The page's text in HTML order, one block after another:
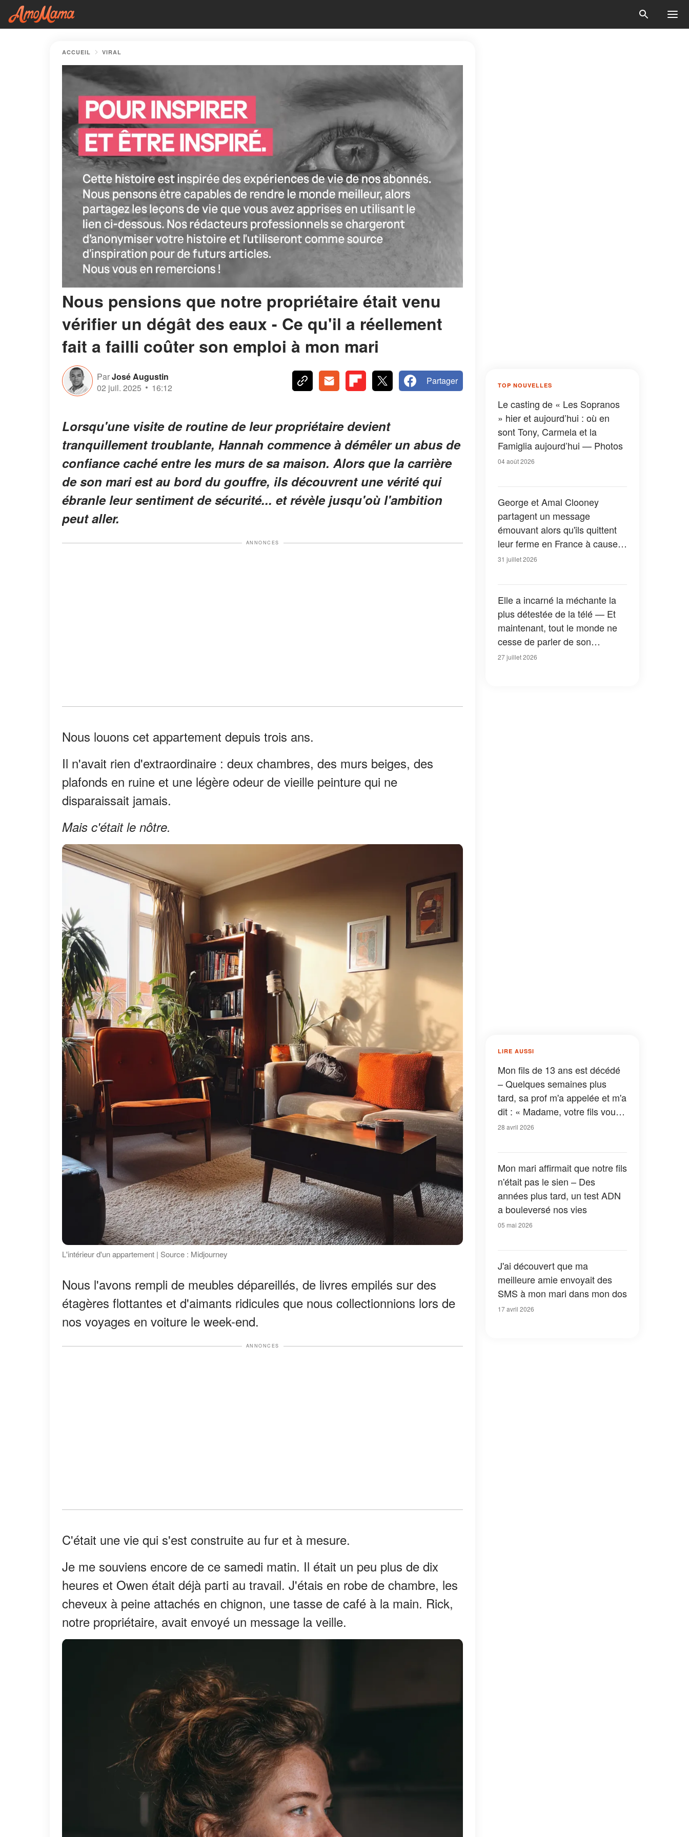
ACCUEIL VIRAL
Nous pensions que notre propriétaire était venu
vérifier un dégât des eaux - Ce qu'il a réellement
fait a failli coûter son emploi à mon mari
ParJosé Augustin
02 juil. 2025
16:12
Partager
Lorsqu'une visite de routine de leur propriétaire devient
tranquillement troublante, Hannah commence à démêler un abus de
confiance caché entre les murs de sa maison. Alors que la carrière
de son mari est au bord du gouffre, ils découvrent une vérité qui
ébranle leur sentiment de sécurité... et révèle jusqu'où l'ambition
peut aller.
ANNONCES
Nous louons cet appartement depuis trois ans.
Il n'avait rien d'extraordinaire : deux chambres, des murs beiges, des
plafonds en ruine et une légère odeur de vieille peinture qui ne
disparaissait jamais.
Mais c'était le nôtre.
L'intérieur d'un appartement | Source : Midjourney
Nous l'avons rempli de meubles dépareillés, de livres empilés sur des
étagères flottantes et d'aimants ridicules que nous collectionnions lors de
nos voyages en voiture le week-end.
ANNONCES
C'était une vie qui s'est construite au fur et à mesure.
Je me souviens encore de ce samedi matin. Il était un peu plus de dix
heures et Owen était déjà parti au travail. J'étais en robe de chambre, les
cheveux à peine attachés en chignon, une tasse de café à la main. Rick,
notre propriétaire, avait envoyé un message la veille.
TOP NOUVELLES
Le casting de « Les Sopranos
» hier et aujourd’hui : où en
sont Tony, Carmela et la
Famiglia aujourd’hui — Photos
04 août 2026
George et Amal Clooney
partagent un message
émouvant alors qu'ils quittent
leur ferme en France à cause
des feux de forêt — Tous les
31 juillet 2026
Elle a incarné la méchante la
plus détestée de la télé — Et
maintenant, tout le monde ne
cesse de parler de son
apparition dans la nouvelle
27 juillet 2026
LIRE AUSSI
Mon fils de 13 ans est décédé
– Quelques semaines plus
tard, sa prof m'a appelée et m'a
dit : « Madame, votre fils vous
a laissé quelque chose. Venez
28 avril 2026
Mon mari affirmait que notre fils
n'était pas le sien – Des
années plus tard, un test ADN
a bouleversé nos vies
05 mai 2026
J'ai découvert que ma
meilleure amie envoyait des
SMS à mon mari dans mon dos
17 avril 2026